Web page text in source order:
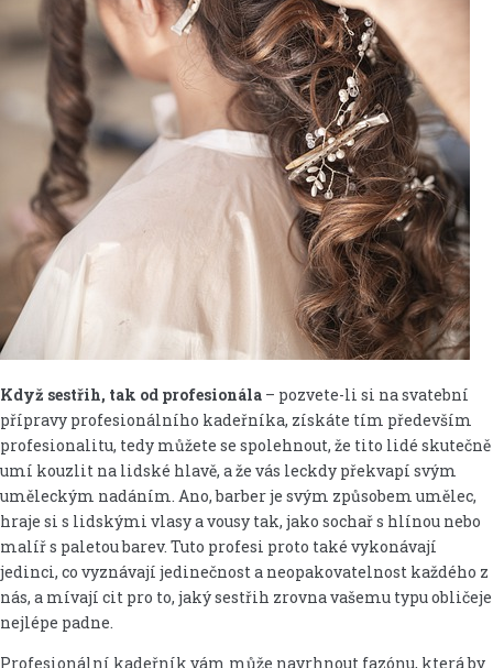
Když sestřih, tak od profesionála – pozvete-li si na svatební
přípravy profesionálního kadeřníka, získáte tím především
profesionalitu, tedy můžete se spolehnout, že tito lidé skutečně
umí kouzlit na lidské hlavě, a že vás leckdy překvapí svým
uměleckým nadáním. Ano, barber je svým způsobem umělec,
hraje si s lidskými vlasy a vousy tak, jako sochař s hlínou nebo
malíř s paletou barev. Tuto profesi proto také vykonávají
jedinci, co vyznávají jedinečnost a neopakovatelnost každého z
nás, a mívají cit pro to, jaký sestřih zrovna vašemu typu obličeje
nejlépe padne.
Profesionální kadeřník vám může navrhnout fazónu, která by